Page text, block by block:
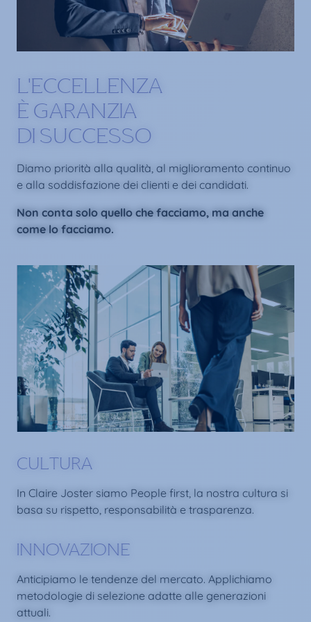
L'ECCELLENZA
È GARANZIA
DI SUCCESSO
Diamo priorità alla qualità, al miglioramento continuo
e alla soddisfazione dei clienti e dei candidati.
Non conta solo quello che facciamo, ma anche
come lo facciamo.
CULTURA
In Claire Joster siamo People first, la nostra cultura si
basa su rispetto, responsabilità e trasparenza.
INNOVAZIONE
Anticipiamo le tendenze del mercato. Applichiamo
metodologie di selezione adatte alle generazioni
attuali.